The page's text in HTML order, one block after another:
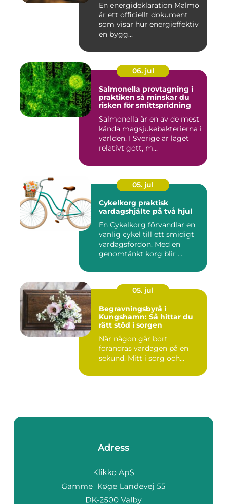
En energideklaration Malmö
är ett officiellt dokument
som visar hur energieffektiv
en bygg...
06. jul
Salmonella provtagning i
praktiken så minskar du
risken för smittspridning
Salmonella är en av de mest
kända magsjukebakterierna i
världen. I Sverige är läget
relativt gott, m...
05. jul
Cykelkorg praktisk
vardagshjälte på två hjul
En Cykelkorg förvandlar en
vanlig cykel till ett smidigt
vardagsfordon. Med en
genomtänkt korg blir ...
05. jul
Begravningsbyrå i
Kungshamn: Så hittar du
rätt stöd i sorgen
När någon går bort
förändras vardagen på en
sekund. Mitt i sorg och...
Adress